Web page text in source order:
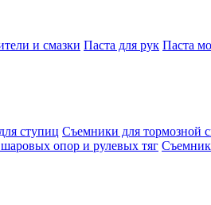
и смазки Паста для рук Паста
ступиц Съемники для тормозной
опор и рулевых тяг